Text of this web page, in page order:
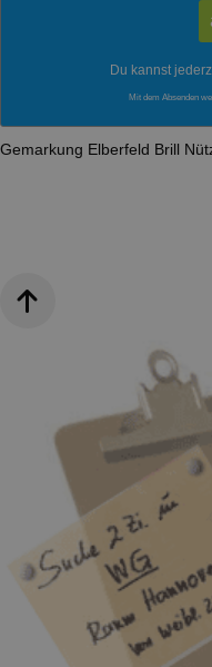
Du kannst
Mit dem Absenden
Gemarkung Elberfeld Brill